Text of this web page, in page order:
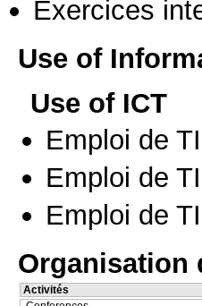
Exercices
Use of
Use of ICT
Emploi de
Emploi de
Emploi de
Organisation
Activités